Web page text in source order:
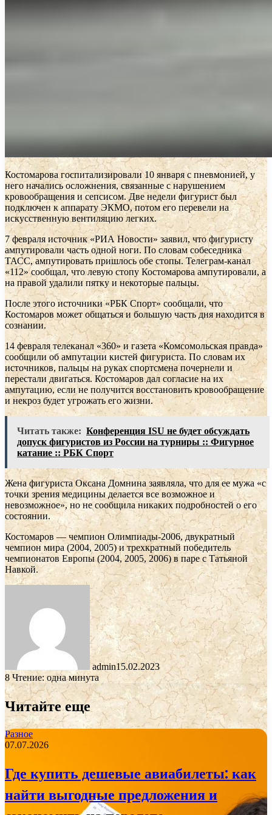
Костомарова госпитализировали 10 января с пневмонией, у
него начались осложнения, связанные с нарушением
кровообращения и сепсисом. Две недели фигурист был
подключен к аппарату ЭКМО, потом его перевели на
искусственную вентиляцию легких.
7 февраля источник «РИА Новости» заявил, что фигуристу
ампутировали часть одной ноги. По словам собеседника
ТАСС, ампутировать пришлось обе стопы. Телеграм-канал
«112» сообщал, что левую стопу Костомарова ампутировали, а
на правой удалили пятку и некоторые пальцы.
После этого источники «РБК Спорт» сообщали, что
Костомаров может общаться и большую часть дня находится в
сознании.
14 февраля телеканал «360» и газета «Комсомольская правда»
сообщили об ампутации кистей фигуриста. По словам их
источников, пальцы на руках спортсмена почернели и
перестали двигаться. Костомаров дал согласие на их
ампутацию, если не получится восстановить кровообращение
и некроз будет угрожать его жизни.
Читать также: Конференция ISU не будет обсуждать
допуск фигуристов из России на турниры :: Фигурное
катание :: РБК Спорт
Жена фигуриста Оксана Домнина заявляла, что для ее мужа «с
точки зрения медицины делается все возможное и
невозможное», но не сообщила никаких подробностей о его
состоянии.
Костомаров — чемпион Олимпиады-2006, двукратный
чемпион мира (2004, 2005) и трехкратный победитель
чемпионатов Европы (2004, 2005, 2006) в паре с Татьяной
Навкой.
admin15.02.2023
8 Чтение: одна минута
Читайте еще
Разное
07.07.2026
Где купить дешевые авиабилеты: как
найти выгодные предложения и